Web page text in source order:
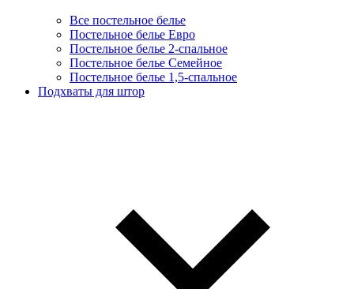
Все постельное белье
Постельное белье Евро
Постельное белье 2-спальное
Постельное белье Семейное
Постельное белье 1,5-спальное
Подхваты для штор